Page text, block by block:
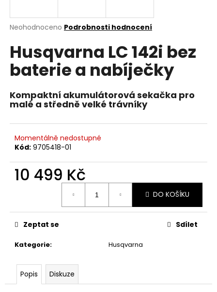
Průměrné
produktu
je
0,0
hvězdiček.
Neohodnoceno Podrobnosti hodnocení
Husqvarna LC 142i bez
baterie a nabíječky
Kompaktní akumulátorová sekačka pro
malé a středně velké trávníky
Momentálně nedostupné
Kód: 9705418-01
10 499 Kč
DO KOŠÍKU
Kategorie: Husqvarna
Zeptat se Sdílet
Popis Diskuze
j
t
?
o
u
č
u
e
m